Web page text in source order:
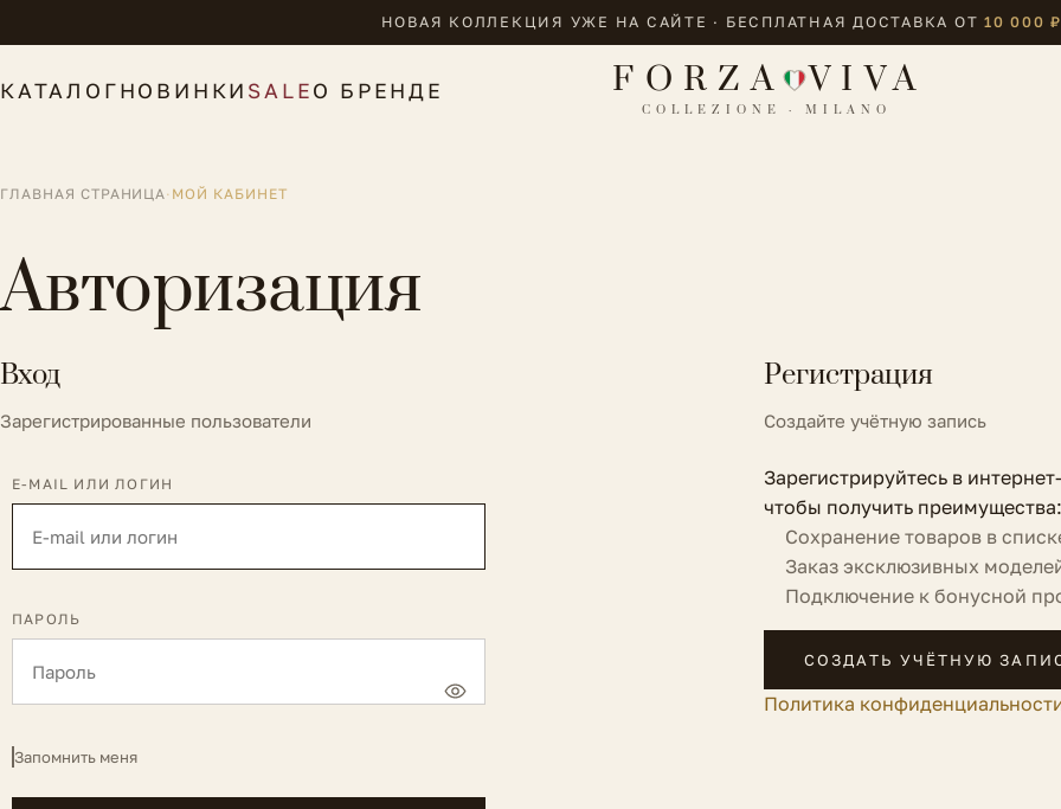
НОВАЯ КОЛЛЕКЦИЯ УЖЕ НА САЙТЕ · БЕСПЛАТНАЯ ДОСТАВКА ОТ10 000 ₽
КАТАЛОГНОВИНКИ SALEО БРЕНДЕ FORZA VIVA
COLLEZIONE · MILANO
ГЛАВНАЯ СТРАНИЦА· МОЙ КАБИНЕТ
Авторизация
Вход
Зарегистрированные пользователи
Регистрация
Создайте учётную запись
E-MAIL ИЛИ ЛОГИН
ПАРОЛЬ
Запомнить меня
Зарегистрируйтесь в
чтобы получить преимущества:
Сохранение товаров в
Заказ эксклюзивных
Подключение к бонусной
СОЗДАТЬ УЧЁТНУЮ
Политика